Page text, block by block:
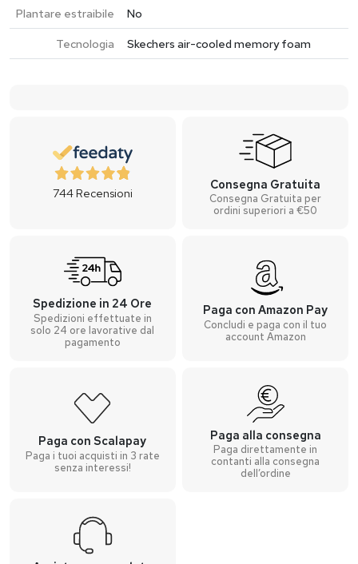
Plantare estraibile
No
Tecnologia
Skechers air-cooled memory foam
744Recensioni
Consegna Gratuita
Consegna Gratuita per
ordini superiori a €50
Spedizione in 24 Ore
Spedizioni effettuate in
solo 24 ore lavorative dal
pagamento
Paga con Amazon Pay
Concludi e paga con il tuo
account Amazon
Paga con Scalapay
Paga i tuoi acquisti in 3 rate
senza interessi!
Paga alla consegna
Paga direttamente in
contanti alla consegna
dell’ordine